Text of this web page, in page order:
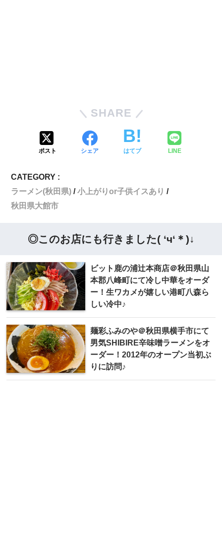
SHARE
ポスト シェア はてブ LINE
CATEGORY :
ラーメン(秋田県)
小上がりor子供イスあり
秋田県大館市
◎このお店にも行きました( ‘ч‘＊)↓
ビット鹿の浦辻本商店＠秋田県山
本郡八峰町にて冷し中華をオーダ
ー！生ワカメが嬉しい港町八森ら
しい冷中♪
麺彩ふみのや＠秋田県横手市にて
男気SHIBIRE辛味噌ラーメンをオ
ーダー！2012年のオープン当初ぶ
りに訪問♪